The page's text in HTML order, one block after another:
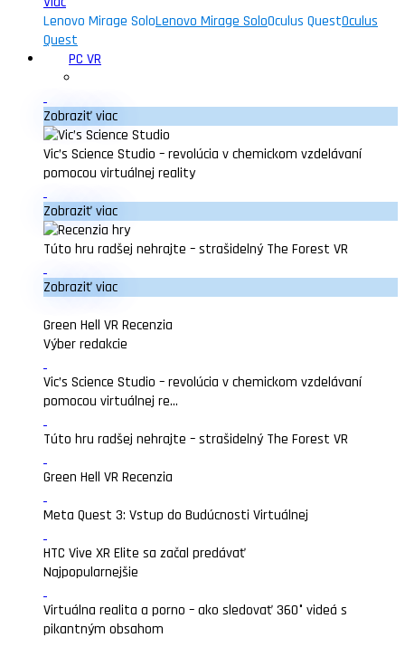
Lenovo Mirage SoloLenovo Mirage SoloOculus QuestOculus
Quest
PC VR
Zobraziť viac
Vic’s Science Studio – revolúcia v chemickom vzdelávaní
pomocou virtuálnej reality
Zobraziť viac
Túto hru radšej nehrajte – strašidelný The Forest VR
Zobraziť viac
Green Hell VR Recenzia
Výber redakcie
Vic’s Science Studio – revolúcia v chemickom vzdelávaní
pomocou virtuálnej re...
Túto hru radšej nehrajte – strašidelný The Forest VR
Green Hell VR Recenzia
Meta Quest 3: Vstup do Budúcnosti Virtuálnej
HTC Vive XR Elite sa začal predávať
Najpopularnejšie
Virtuálna realita a porno – ako sledovať 360° videá s
pikantným obsahom